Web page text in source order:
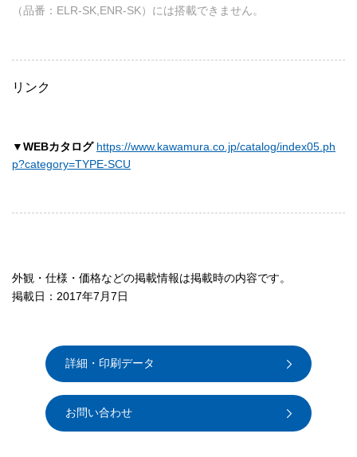
（品番：ELR-SK,ENR-SK）には搭載できません。
リンク
▼WEBカタログ https://www.kawamura.co.jp/catalog/index05.ph
p?category=TYPE-SCU
外観・仕様・価格などの掲載情報は掲載時の内容です。
掲載日：2017年7月7日
詳細・印刷データ
お問い合わせ